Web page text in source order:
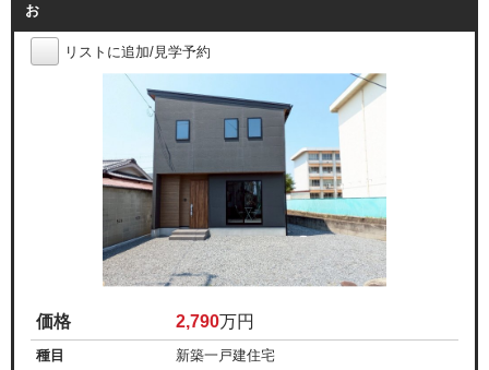
お
リストに追加/見学予約
価格 2,790万円
種目
新築一戸建住宅